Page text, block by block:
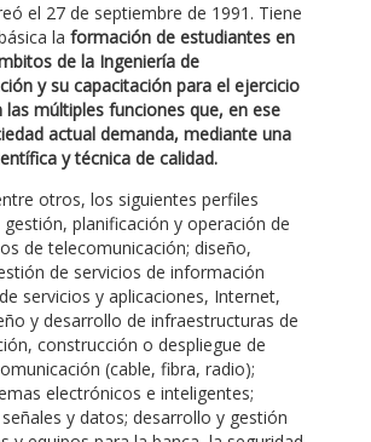
el 27 de septiembre de 1991. Tiene
la formación de estudiantes en
de la Ingeniería de
y su capacitación para el ejercicio
múltiples funciones que, en ese
actual demanda, mediante una
y técnica de calidad.
otros, los siguientes perfiles
planificación y operación de
de telecomunicación; diseño,
de servicios de información
servicios y aplicaciones, Internet,
y desarrollo de infraestructuras de
construcción o despliegue de
(cable, fibra, radio);
electrónicos e inteligentes;
y datos; desarrollo y gestión